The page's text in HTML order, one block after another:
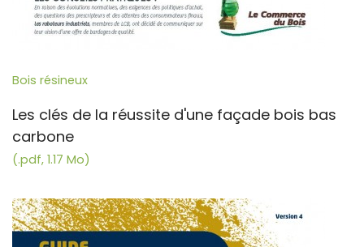
Bois résineux
Les clés de la réussite d'une façade bois bas
carbone
(.pdf, 1.17 Mo)